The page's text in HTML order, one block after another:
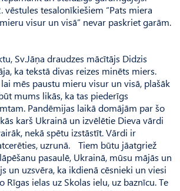
vēstules tesalonīkiešiem “Pats miera
visur un visā” nevar paskriet garām.
Sv.Jāņa draudzes mācītājs Didzis
ka tekstā divas reizes minēts miers.
mēs paus­tu mieru visur un visā, plašāk
mums likās, ka tas piederīgs
Pandēmijas laikā domājām par šo
karš Ukrainā un izvēlētie Dieva vārdi
nekā spētu izstāstīt. Vārdi ir
uzrunā. Tiem būtu jāatgriež
pasaulē, Ukrainā, mūsu mājās un
un uzsvēra, ka ikdienā cēsnieki un viesi
Rīgas ielas uz Skolas ielu, uz baznīcu. Te